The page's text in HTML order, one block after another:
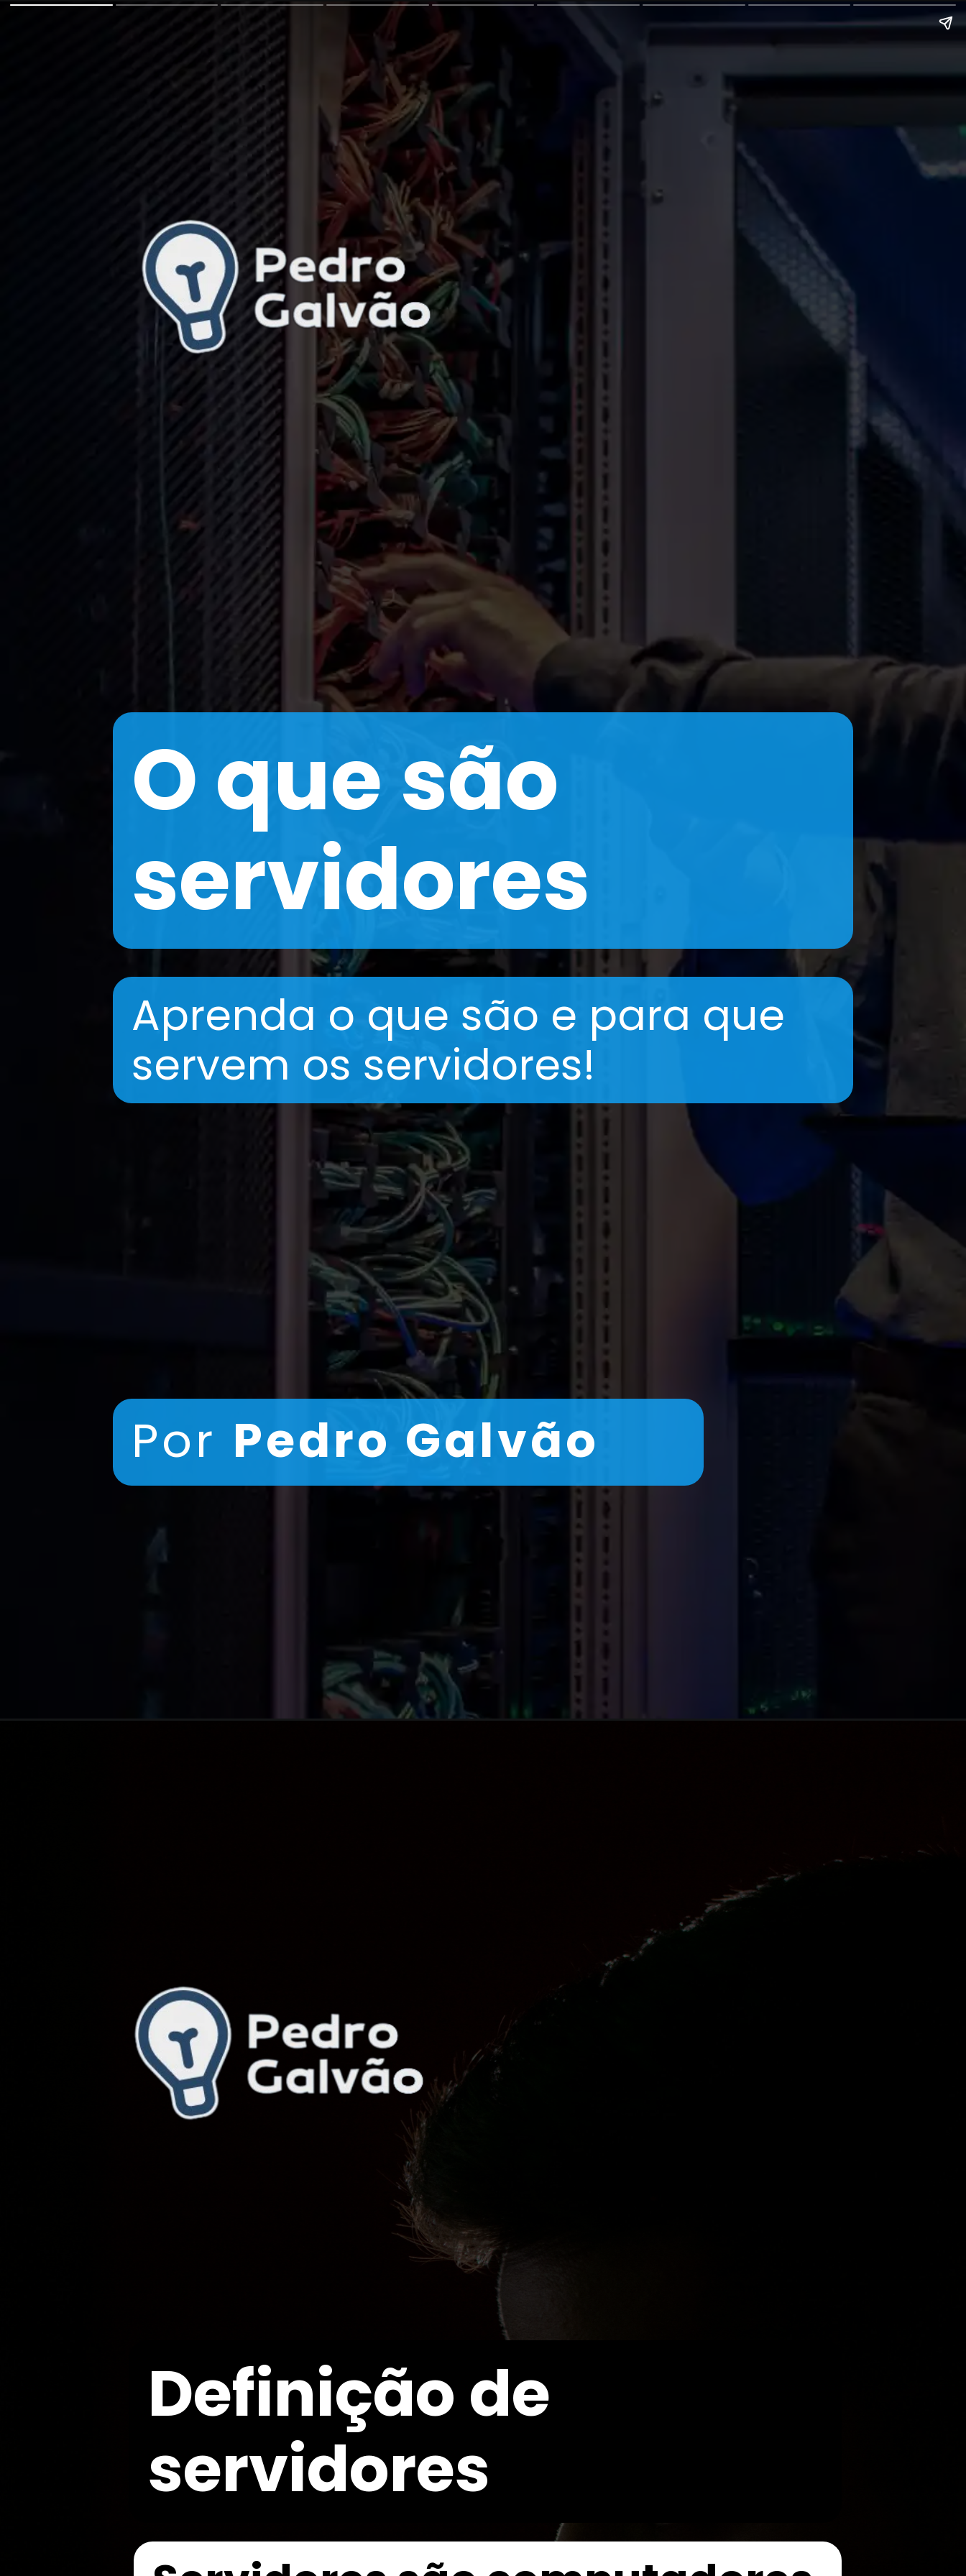
O que são
servidores
Aprenda o que são e para que
servem os servidores!
Por Pedro Galvão
Definição de
servidores